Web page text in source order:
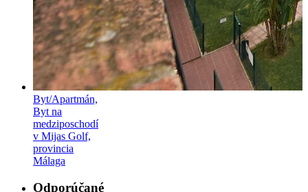
Byt/Apartmán,
Byt na
medziposchodí
v Mijas Golf,
provincia
Málaga
Odporúčané